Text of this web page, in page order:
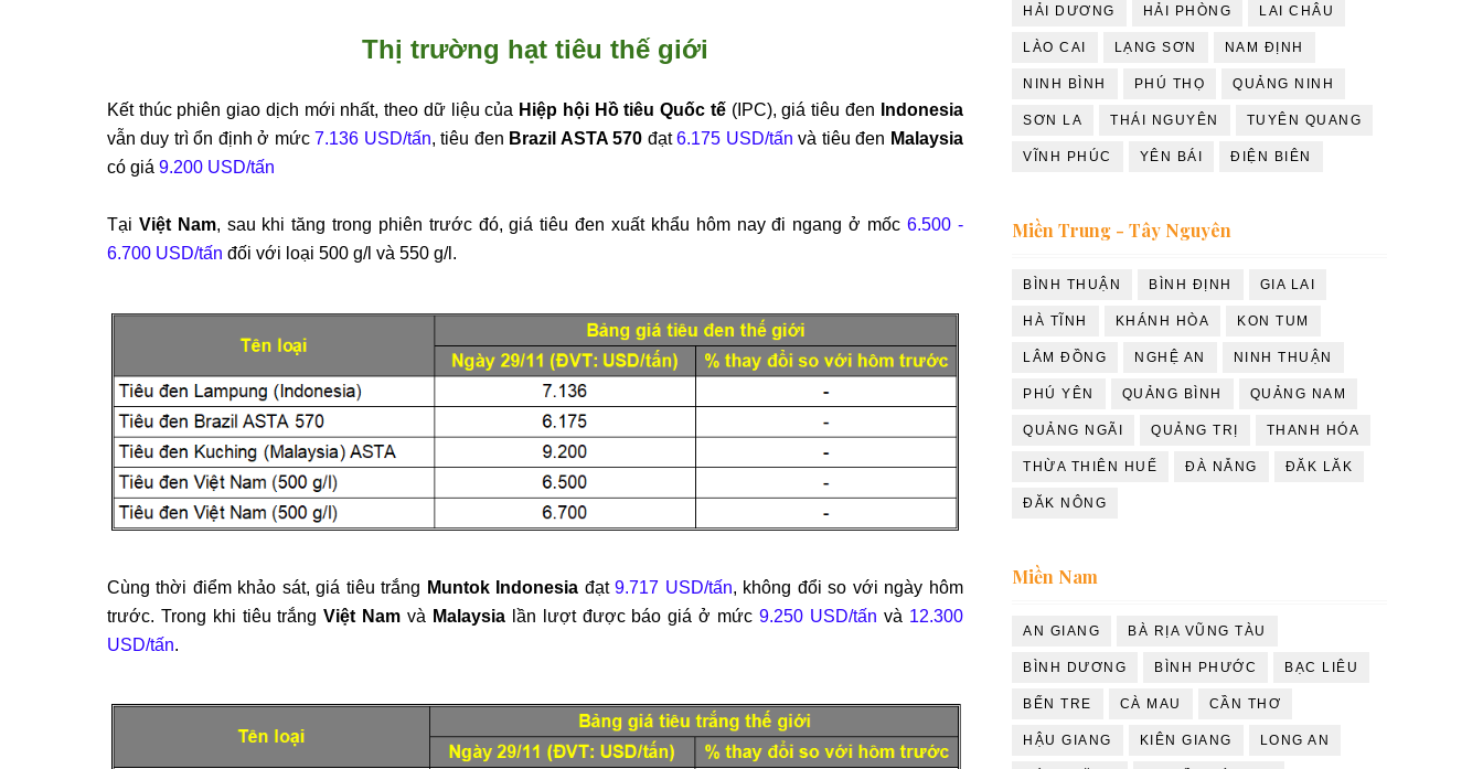
Thị trường hạt tiêu thế giới
Kết thúc phiên giao dịch mới nhất, theo dữ liệu của Hiệp hội Hồ tiêu Quốc tế(IPC), giá tiêu đen
Indonesia
vẫn duy trì ổn định ở mức 7.136 USD/tấn, tiêu đen Brazil ASTA 570 đạt6.175 USD/tấn và tiêu đen Malaysia
có giá 9.200 USD/tấn
Tại Việt Nam, sau khi tăng trong phiên trước đó, giá tiêu đen xuất khẩu hôm nay đi ngang ở mốc6.500 -
6.700 USD/tấn đối với loại 500 g/l và 550 g/l.
Cùng thời điểm khảo sát, giá tiêu trắng Muntok Indonesia đạt9.717 USD/tấn, không đổi so với ngày hôm
trước. Trong khi tiêu trắngViệt Nam và Malaysia lần lượt được báo giá ở mức 9.250 USD/tấn và 12.300
USD/tấn.
HẢI DƯƠNG HẢI PHÒNG LAI CHÂU
LÀO CAI LẠNG SƠN NAM ĐỊNH
NINH BÌNH PHÚ THỌ QUẢNG NINH
SƠN LA THÁI NGUYÊN TUYÊN QUANG
VĨNH PHÚC YÊN BÁI ĐIỆN BIÊN
Miền Trung - Tây Nguyên
BÌNH THUẬN BÌNH ĐỊNH GIA LAI
HÀ TĨNH KHÁNH HÒA KON TUM
LÂM ĐỒNG NGHỆ AN NINH THUẬN
PHÚ YÊN QUẢNG BÌNH QUẢNG NAM
QUẢNG NGÃI QUẢNG TRỊ THANH HÓA
THỪA THIÊN HUẾ ĐÀ NẴNG ĐĂK LĂK
ĐĂK NÔNG
Miền Nam
AN GIANG BÀ RỊA VŨNG TÀU
BÌNH DƯƠNG BÌNH PHƯỚC BẠC LIÊU
BẾN TRE CÀ MAU CẦN THƠ
HẬU GIANG KIÊN GIANG LONG AN